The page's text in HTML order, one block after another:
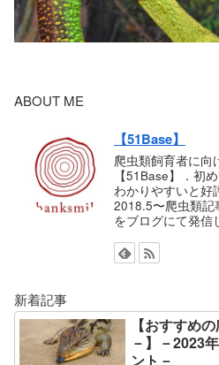
ABOUT ME
【51Base】
爬虫類飼育者に向
【51Base】．初
わかりやすいと好
2018.5〜爬虫類記
をブログにて発信
新着記事
【おすすめ
－】－2023
ント－